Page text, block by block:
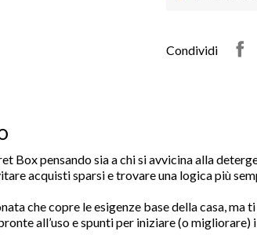
Condividi
Box pensando sia a chi si avvicina alla
acquisti sparsi e trovare una logica più
che copre le esigenze base della casa, ma
all’uso e spunti per iniziare (o migliorare)